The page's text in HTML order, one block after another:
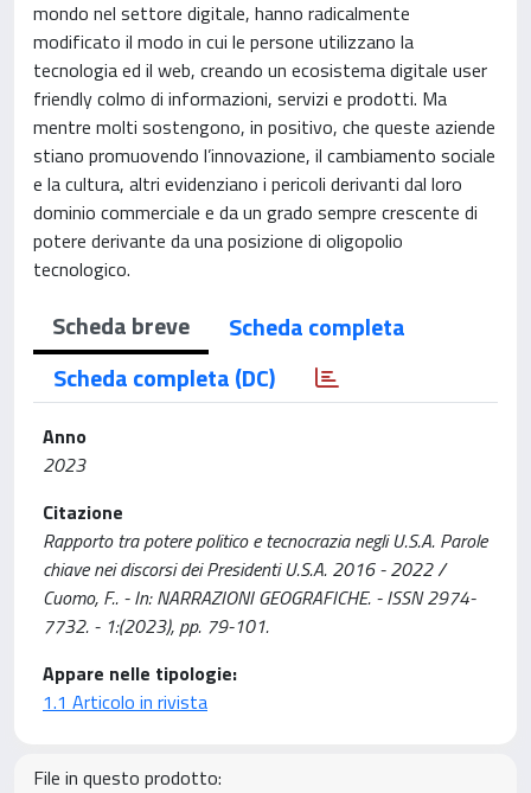
mondo nel settore digitale, hanno radicalmente
modificato il modo in cui le persone utilizzano la
tecnologia ed il web, creando un ecosistema digitale user
friendly colmo di informazioni, servizi e prodotti. Ma
mentre molti sostengono, in positivo, che queste aziende
stiano promuovendo l’innovazione, il cambiamento sociale
e la cultura, altri evidenziano i pericoli derivanti dal loro
dominio commerciale e da un grado sempre crescente di
potere derivante da una posizione di oligopolio
tecnologico.
Scheda breve
Scheda completa
Scheda completa (DC)
Anno
2023
Citazione
Rapporto tra potere politico e tecnocrazia negli U.S.A. Parole
chiave nei discorsi dei Presidenti U.S.A. 2016 - 2022 /
Cuomo, F.. - In: NARRAZIONI GEOGRAFICHE. - ISSN 2974-
7732. - 1:(2023), pp. 79-101.
Appare nelle tipologie:
1.1 Articolo in rivista
File in questo prodotto: